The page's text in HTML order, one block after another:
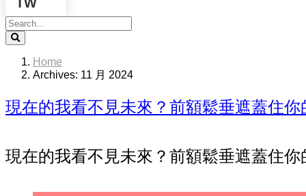
Search
Home
Archives: 11 月 2024
現在的我看不見未來？前額鬆垂遮蓋住你
現在的我看不見未來？前額鬆垂遮蓋住你